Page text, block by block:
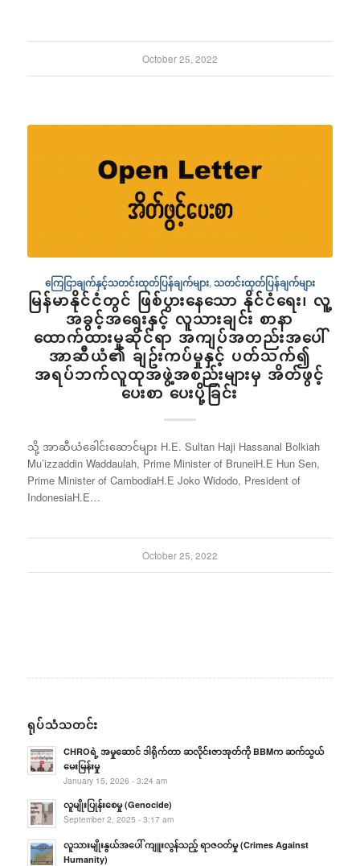
October 25, 2022
ကြေငြာချက်နှင့်သတင်းထုတ်ပြန်ချက်များ,သတင်းထုတ်ပြန်ချက်များ
မြန်မာနိုင်ငံတွင် ဖြစ်ပွားနေသော နိုင်ငံရေး၊ လူ့
အခွင့်အရေးနှင့် လူသားချင်း စာနာ
ထောက်ထားမှုဆိုင်ရာ အကျပ်အတည်းအပေါ်
အာဆီယံ၏ ချဥ်းကပ်မှုနှင့် ပတ်သက်၍
အရပ်ဘက်လူထုအဖွဲ့အစည်းများမှ အိတ်ဖွင့်
ပေးစာ ပေးပို့ခြင်း
သို့ အာဆီယံခေါင်းဆောင်များ H.E. Sultan Haji Hassanal Bolkiah
Mu’izzaddin Waddaulah, Prime Minister of BruneiH.E Hun Sen,
Prime Minister of CambodiaH.E Joko Widodo, President of
IndonesiaH.E…
October 25, 2022
ရုပ်သံသတင်း
CHROရဲ့ အမှုဆောင် ဒါရိုက်တာ ဆလိုင်းဇာအုတ်ကို BBMက ဆက်သွယ်
မေးမြန်းမှု
January 15, 2026 - 3:24 am
လူမျိုးပြုန်းစေမှု (Genocide)
September 2, 2025 - 3:17 am
လူသားမျိုးနွယ်အပေါ် ကျူးလွန်သည့် ရာဇဝတ်မှု (Crimes Against
Humanity)